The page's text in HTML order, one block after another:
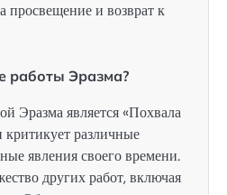
просвещение и возврат к
работы Эразма?
Эразма является «Похвала
критикует различные
явления своего времени.
других работ, включая